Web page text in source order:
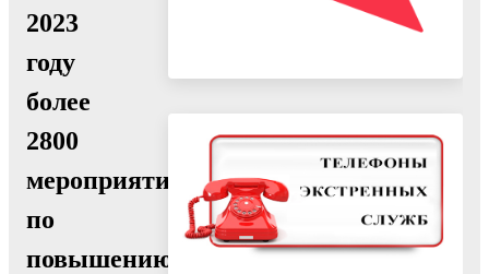
2023
году
более
2800
мероприятий
по
повышению